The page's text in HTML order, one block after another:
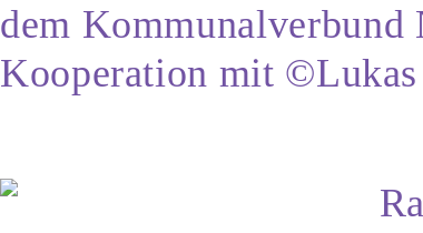
dem Kommunalverbund
Kooperation mit